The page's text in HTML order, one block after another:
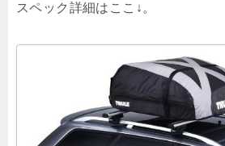
スペック詳細はここ↓。